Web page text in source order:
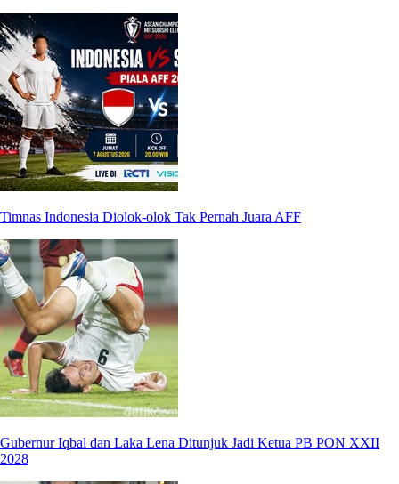
Timnas Indonesia Diolok-olok Tak Pernah Juara AFF
Gubernur Iqbal dan Laka Lena Ditunjuk Jadi Ketua PB PON XXII
2028